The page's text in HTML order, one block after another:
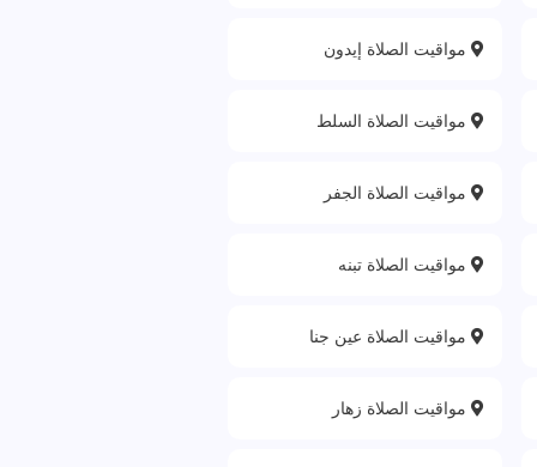
مواقيت الصلاة إيدون
مواقيت الصلاة السلط
مواقيت الصلاة الجفر
مواقيت الصلاة تبنه
مواقيت الصلاة عين جنا
مواقيت الصلاة زهار